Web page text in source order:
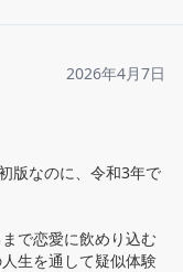
2026年4月7日
版なのに、令和3年で
で恋愛に飲めり込む
生を通して疑似体験